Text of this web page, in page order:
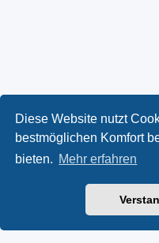
Diese Website nutzt
bestmöglichen Komfort
bieten. Mehr erfahren